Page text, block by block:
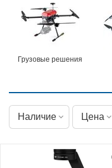
Грузовые решения
Наличие Цена